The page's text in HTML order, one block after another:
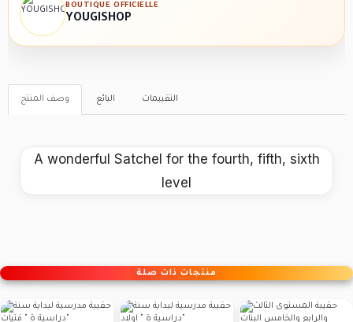
BOUTIQUE OFFICIELLE
YOUGISHOP
وصف المنتج البائع التقييمات
A wonderful Satchel for the fourth, fifth, sixth
level
منتجات ذات صلة